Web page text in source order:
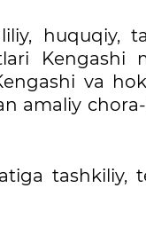
huquqiy,
Kengashi
va
amaliy
tashkiliy,